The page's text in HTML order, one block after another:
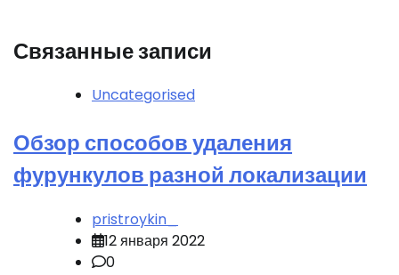
Связанные записи
Uncategorised
Обзор способов удаления
фурункулов разной локализации
pristroykin_
12 января 2022
0